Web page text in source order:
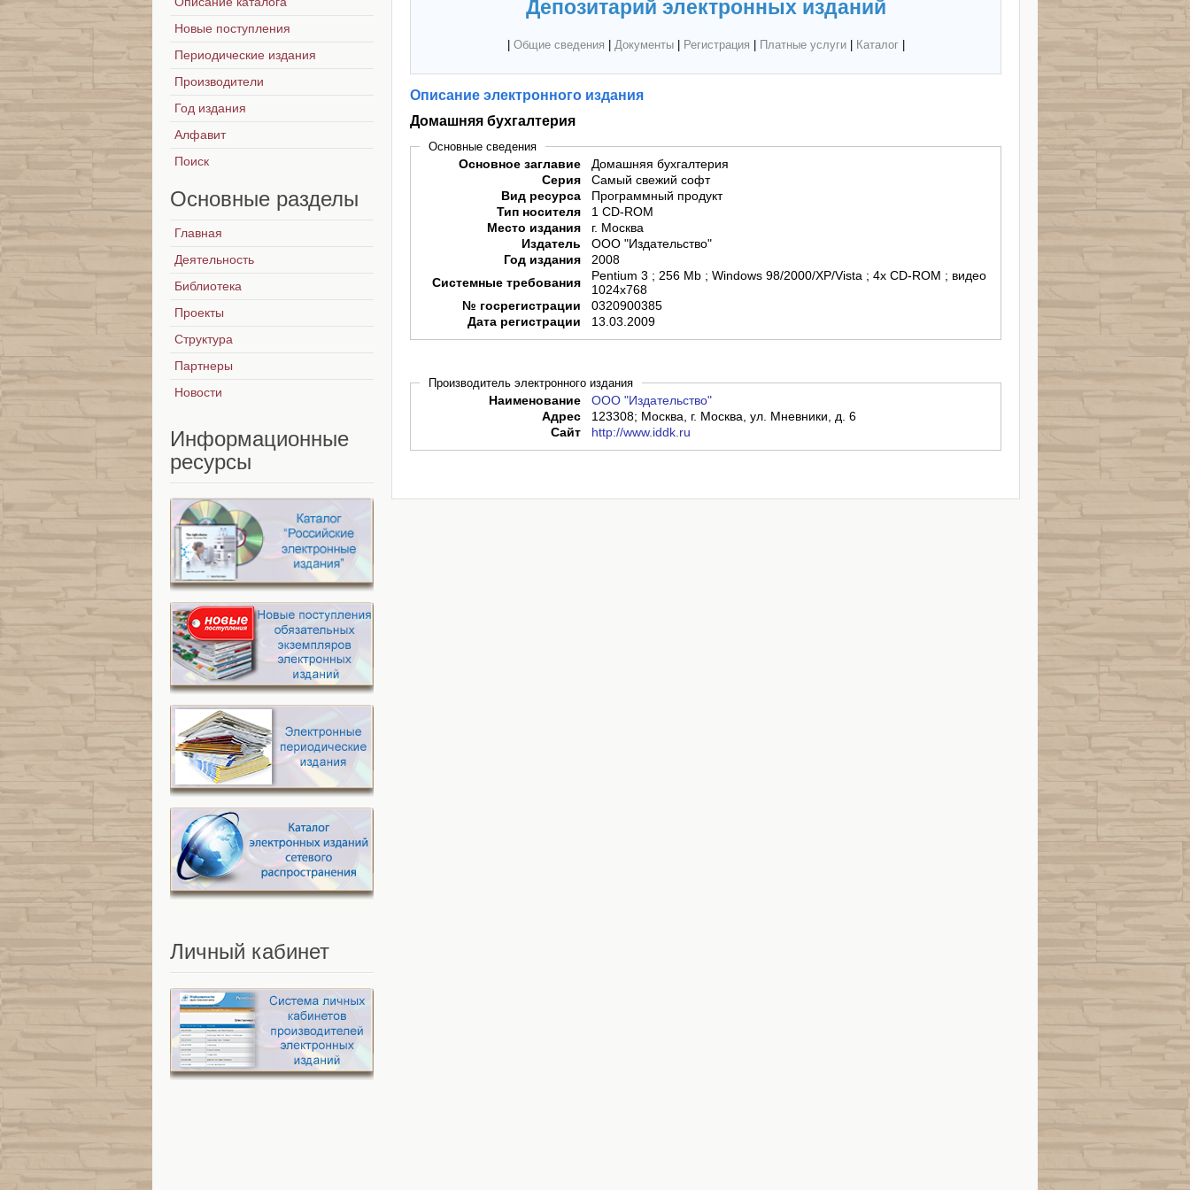
Депозитарий электронных изданий
Общие сведения Документы| Регистрация Платные услуги| Каталог|
Описание электронного издания
Домашняя бухгалтерия
Основные сведения
Основное заглавие
Домашняя бухгалтерия
Серия
Самый свежий софт
Вид ресурса
Программный продукт
Тип носителя
1 CD-ROM
Место издания
г. Москва
Издатель
ООО "Издательство"
Год издания
2008
Системные требования
Pentium 3 ; 256 Mb ; Windows 98/2000/XP/Vista ; 4x CD-ROM ; видео
1024х768
№ госрегистрации
0320900385
Дата регистрации
13.03.2009
Производитель электронного издания
Наименование
ООО "Издательство"
Адрес
123308; Москва, г. Москва, ул. Мневники, д. 6
Сайт
http://www.iddk.ru
Новые поступления
Периодические издания
Производители
Год издания
Алфавит
Поиск
Основные разделы
Главная
Деятельность
Библиотека
Проекты
Структура
Партнеры
Новости
Информационные
ресурсы
Личный кабинет